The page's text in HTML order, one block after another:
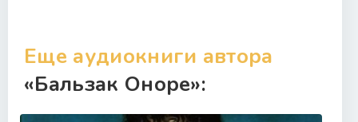
Еще аудиокниги автора
«Бальзак Оноре»: